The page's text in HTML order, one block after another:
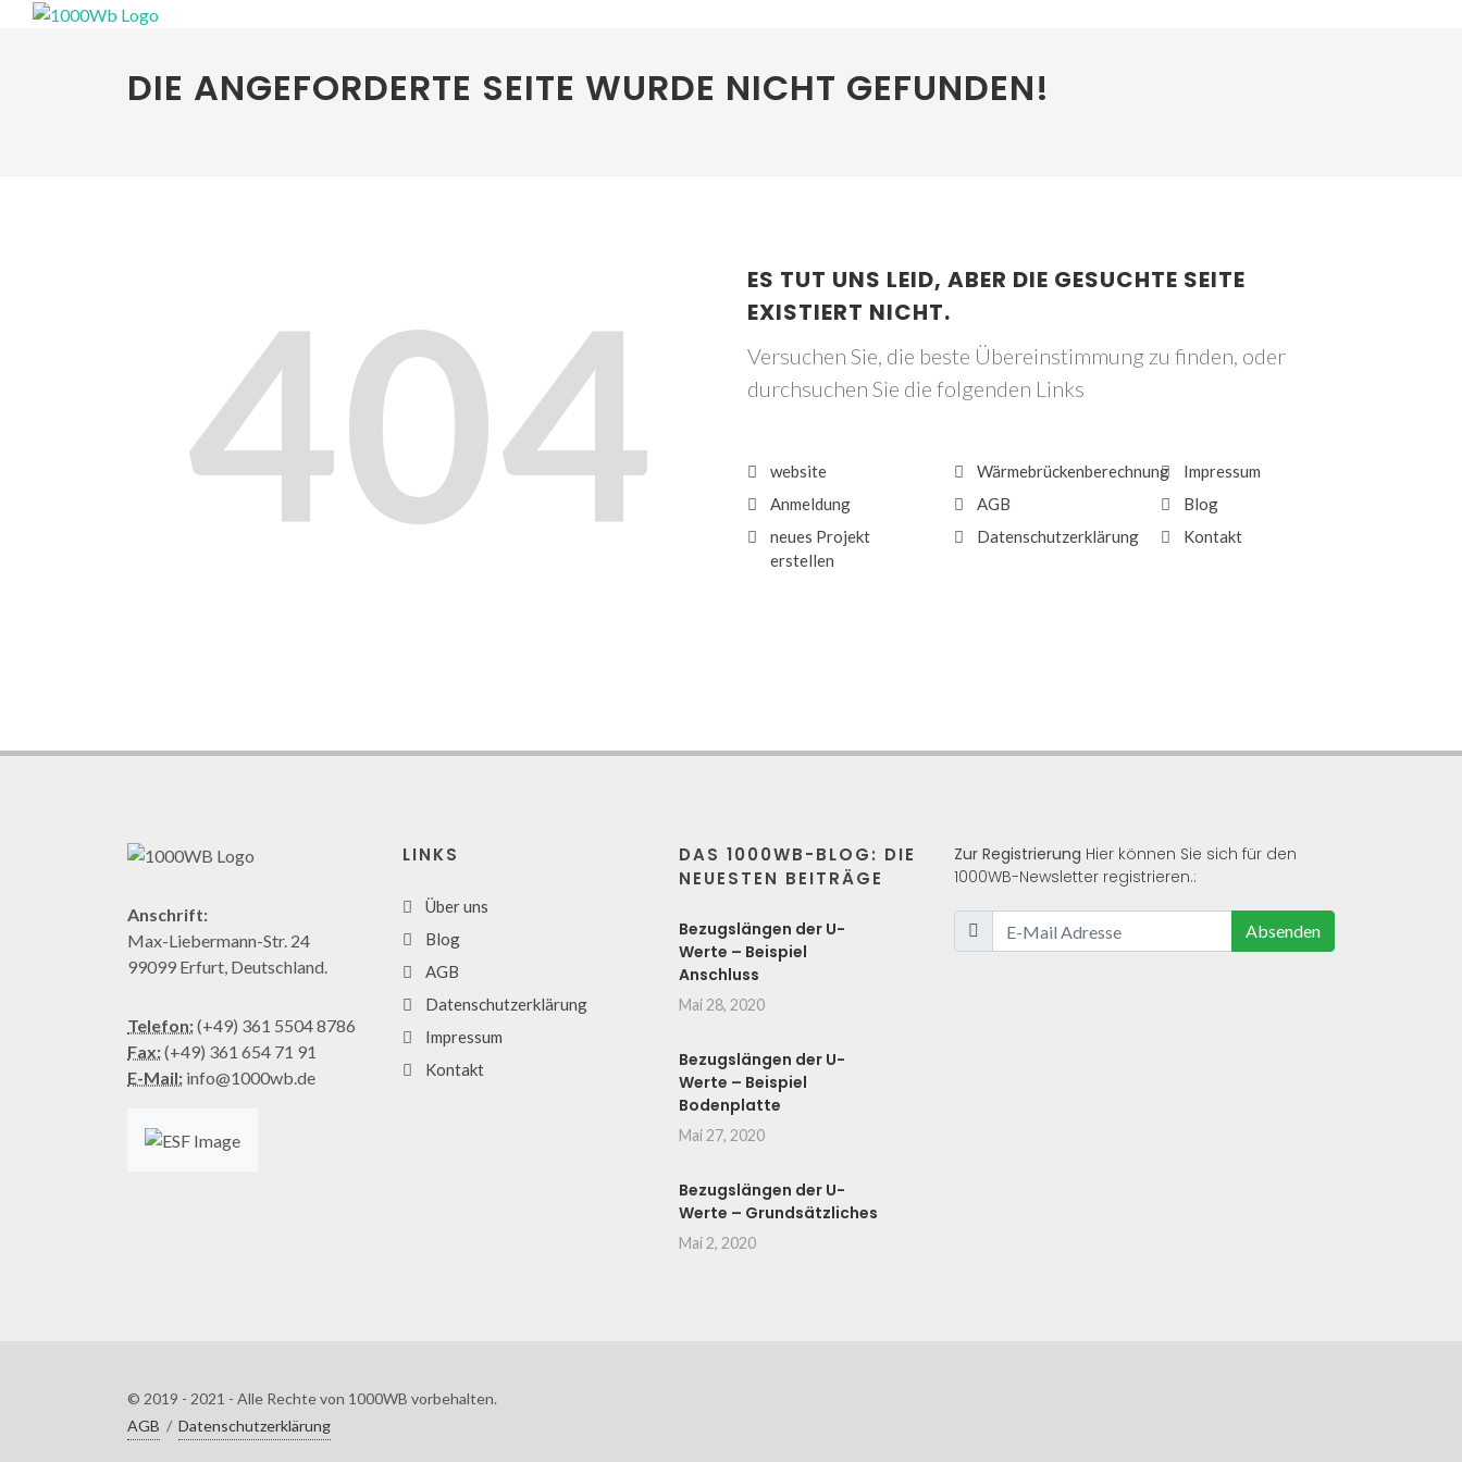
DIE ANGEFORDERTE SEITE WURDE NICHT GEFUNDEN!
404
ES TUT UNS LEID, ABER DIE GESUCHTE SEITE
EXISTIERT NICHT.
Versuchen Sie, die beste Übereinstimmung zu finden, oder
durchsuchen Sie die folgenden Links
website
Anmeldung
neues Projekt
erstellen
Wärmebrückenberechnung
AGB
Datenschutzerklärung
Impressum
Blog
Kontakt
Anschrift:
Max-Liebermann-Str. 24
99099 Erfurt, Deutschland.
Telefon:(+49) 361 5504 8786
Fax:(+49) 361 654 71 91
E-Mail: info@1000wb.de
LINKS
Über uns
Blog
AGB
Datenschutzerklärung
Impressum
Kontakt
DAS 1000WB-BLOG: DIE
NEUESTEN BEITRÄGE
Bezugslängen der U-
Werte – Beispiel
Anschluss
Mai 28, 2020
Bezugslängen der U-
Werte – Beispiel
Bodenplatte
Mai 27, 2020
Bezugslängen der U-
Werte – Grundsätzliches
Mai 2, 2020
Zur Registrierung Hier können Sie sich für den
1000WB-Newsletter registrieren.:
Absenden
© 2019 - 2021 - Alle Rechte von 1000WB vorbehalten.
AGB / Datenschutzerklärung